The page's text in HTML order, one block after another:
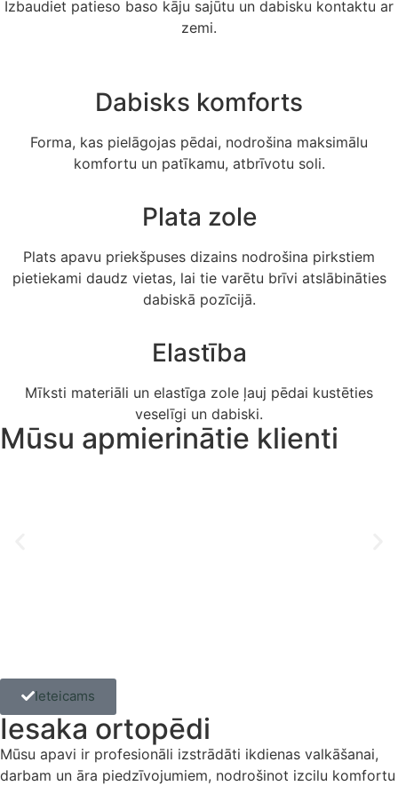
Izbaudiet patieso baso kāju sajūtu un dabisku kontaktu ar
zemi.
Dabisks komforts
Forma, kas pielāgojas pēdai, nodrošina maksimālu
komfortu un patīkamu, atbrīvotu soli.
Plata zole
Plats apavu priekšpuses dizains nodrošina pirkstiem
pietiekami daudz vietas, lai tie varētu brīvi atslābināties
dabiskā pozīcijā.
Elastība
Mīksti materiāli un elastīga zole ļauj pēdai kustēties
veselīgi un dabiski.
Mūsu apmierinātie klienti
Ieteicams
Iesaka ortopēdi
Mūsu apavi ir profesionāli izstrādāti ikdienas valkāšanai,
darbam un āra piedzīvojumiem, nodrošinot izcilu komfortu